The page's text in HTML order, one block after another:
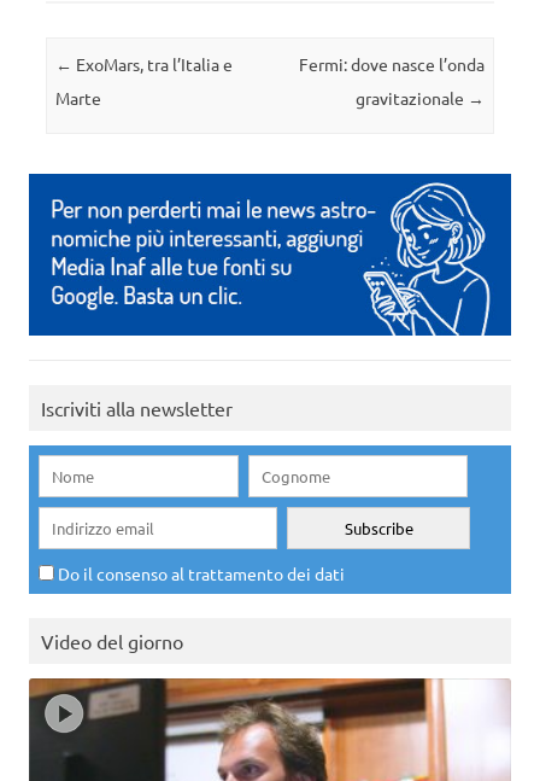
Navigazione articolo
← ExoMars, tra l’Italia e
Marte
Fermi: dove nasce l’onda
gravitazionale →
Iscriviti alla newsletter
Do il consenso al trattamento dei dati
Video del giorno